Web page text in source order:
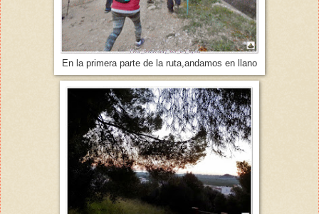
En la primera parte de la ruta,andamos en llano